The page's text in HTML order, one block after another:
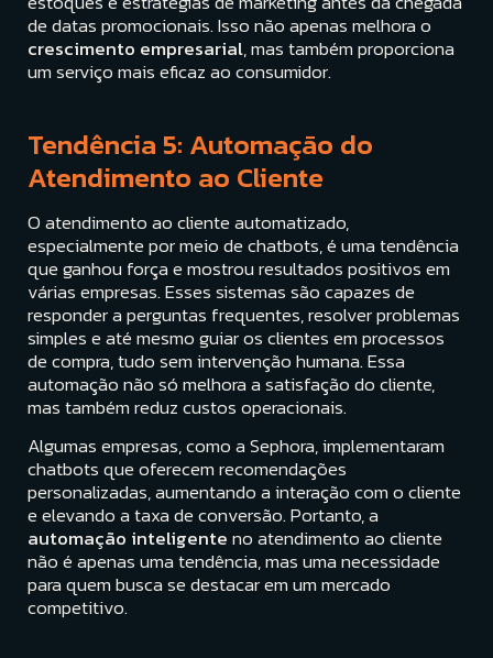
de datas promocionais. Isso não apenas melhora o
crescimento empresarial, mas também proporciona
um serviço mais eficaz ao consumidor.
Tendência 5: Automação do
Atendimento ao Cliente
O atendimento ao cliente automatizado,
especialmente por meio de chatbots, é uma tendência
que ganhou força e mostrou resultados positivos em
várias empresas. Esses sistemas são capazes de
responder a perguntas frequentes, resolver problemas
simples e até mesmo guiar os clientes em processos
de compra, tudo sem intervenção humana. Essa
automação não só melhora a satisfação do cliente,
mas também reduz custos operacionais.
Algumas empresas, como a Sephora, implementaram
chatbots que oferecem recomendações
personalizadas, aumentando a interação com o cliente
e elevando a taxa de conversão. Portanto, a
automação inteligenteno atendimento ao cliente
não é apenas uma tendência, mas uma necessidade
para quem busca se destacar em um mercado
competitivo.